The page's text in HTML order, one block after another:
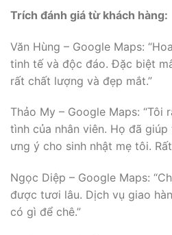
Trích đánh giá từ khách hàng:
Văn Hùng – Google Maps:
tinh tế và độc đáo. Đặc biệt
rất chất lượng và đẹp mắt.”
Thảo My – Google Maps:
tình của nhân viên. Họ đã
ưng ý cho sinh nhật mẹ tôi.
Ngọc Diệp – Google Maps:
được tươi lâu. Dịch vụ giao
có gì để chê.”